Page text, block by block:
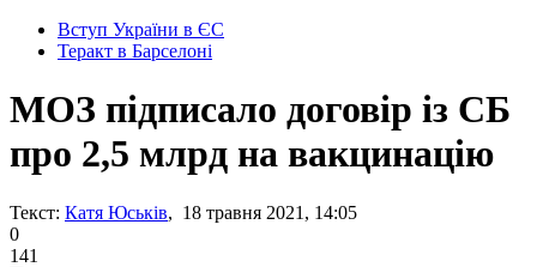
Вступ України в ЄС
Теракт в Барселоні
МОЗ підписало договір із СБ
про 2,5 млрд на вакцинацію
Текст: Катя Юськів, 18 травня 2021, 14:05
0
141